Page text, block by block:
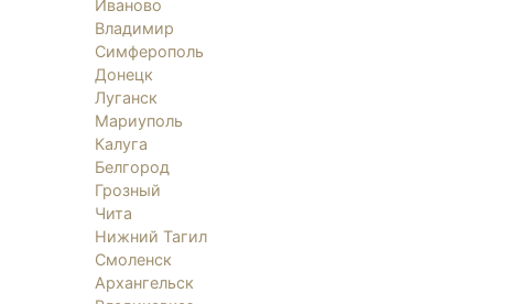
Иваново
Владимир
Симферополь
Донецк
Луганск
Мариуполь
Калуга
Белгород
Грозный
Чита
Нижний Тагил
Смоленск
Архангельск